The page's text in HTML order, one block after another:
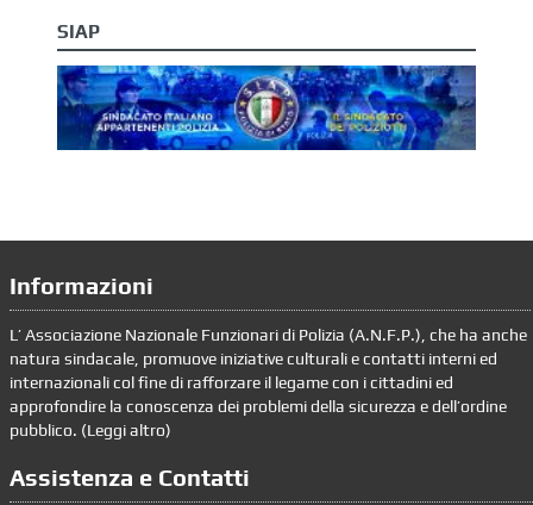
SIAP
Informazioni
L’ Associazione Nazionale Funzionari di Polizia (A.N.F.P.), che ha anche
natura sindacale, promuove iniziative culturali e contatti interni ed
internazionali col fine di rafforzare il legame con i cittadini ed
approfondire la conoscenza dei problemi della sicurezza e dell’ordine
pubblico. (Leggi altro)
Assistenza e Contatti